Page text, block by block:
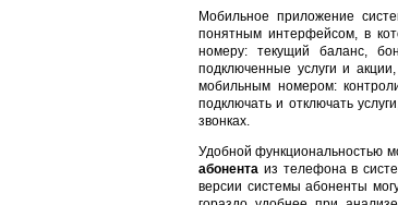
Мобильное приложение
понятным интерфейсом, в
номеру: текущий баланс,
подключенные услуги и
мобильным номером:
подключать и отключать
звонках.
Удобной функциональностью
абонента из телефона в
версии системы абоненты